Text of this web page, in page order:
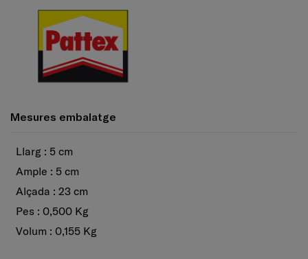
Mesures embalatge
Llarg : 5 cm
Ample : 5 cm
Alçada : 23 cm
Pes : 0,500 Kg
Volum : 0,155 Kg